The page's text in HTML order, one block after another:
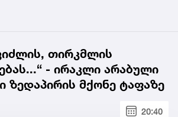
თირკმლის
- ირაკლი არაბული
ზედაპირის მქონე ტაფაზე
20:40